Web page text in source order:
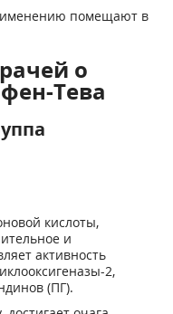
помещают в
о
Тева
кислоты,
и
активность
2,
(ПГ).